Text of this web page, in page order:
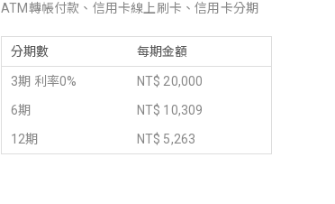
ATM轉帳付款、信用卡線上刷卡、信用卡分期
分期數 每期金額
3期 利率0%
NT$ 20,000
6期
NT$ 10,309
12期
NT$ 5,263